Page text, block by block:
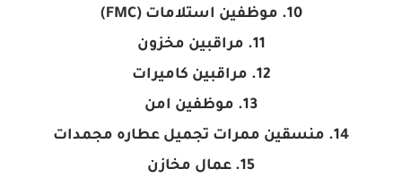
10. موظفين استلامات (FMC)
11. مراقبين مخزون
12. مراقبين كاميرات
13. موظفين امن
14. منسقين ممرات تجميل عطاره مجمدات
15. عمال مخازن